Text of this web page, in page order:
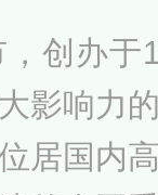
全球能
成员高
创办
影响力
居国内